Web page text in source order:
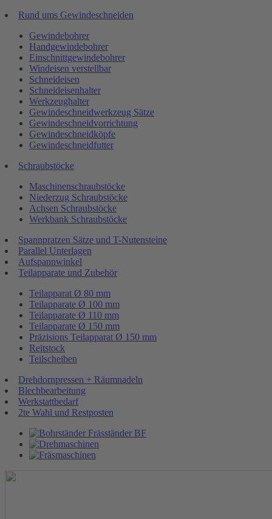
Rund ums Gewindeschneiden
Gewindebohrer
Handgewindebohrer
Einschnittgewindebohrer
Windeisen verstellbar
Schneideisen
Schneideisenhalter
Werkzeughalter
Gewindeschneidwerkzeug Sätze
Gewindeschneidvorrichtung
Gewindeschneidköpfe
Gewindeschneidfutter
Schraubstöcke
Maschinenschraubstöcke
Niederzug Schraubstöcke
Achsen Schraubstöcke
Werkbank Schraubstöcke
Spannpratzen Sätze und T-Nutensteine
Parallel Unterlagen
Aufspannwinkel
Teilapparate und Zubehör
Teilapparat Ø 80 mm
Teilapparate Ø 100 mm
Teilapparate Ø 110 mm
Teilapparate Ø 150 mm
Präzisions Teilapparat Ø 150 mm
Reitstock
Teilscheiben
Drehdornpressen + Räumnadeln
Blechbearbeitung
Werkstattbedarf
2te Wahl und Restposten